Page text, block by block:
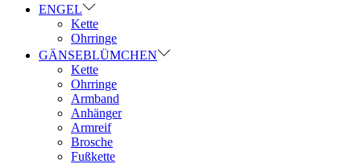
ENGEL
Kette
Ohrringe
GÄNSEBLÜMCHEN
Kette
Ohrringe
Armband
Anhänger
Armreif
Brosche
Fußkette